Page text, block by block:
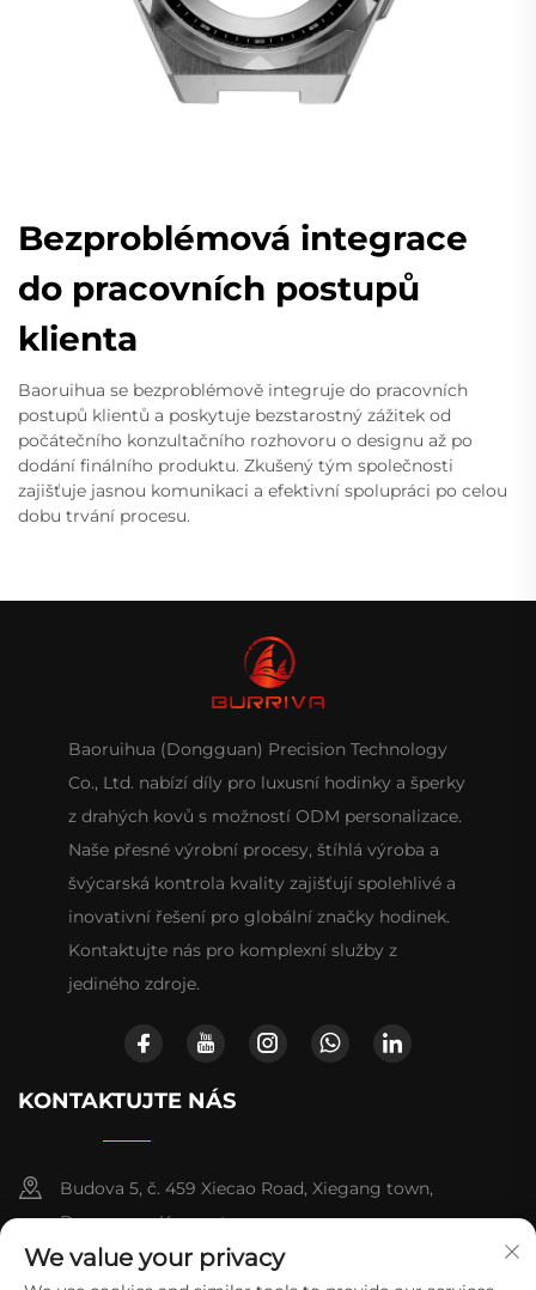
Bezproblémová integrace
do pracovních postupů
klienta
Baoruihua se bezproblémově integruje do pracovních
postupů klientů a poskytuje bezstarostný zážitek od
počátečního konzultačního rozhovoru o designu až po
dodání finálního produktu. Zkušený tým společnosti
zajišťuje jasnou komunikaci a efektivní spolupráci po celou
dobu trvání procesu.
Baoruihua (Dongguan) Precision Technology
Co., Ltd. nabízí díly pro luxusní hodinky a šperky
z drahých kovů s možností ODM personalizace.
Naše přesné výrobní procesy, štíhlá výroba a
švýcarská kontrola kvality zajišťují spolehlivé a
inovativní řešení pro globální značky hodinek.
Kontaktujte nás pro komplexní služby z
jediného zdroje.
KONTAKTUJTE NÁS
Budova 5, č. 459 Xiecao Road, Xiegang town,
Dongguan, Kuang-tung
+852-8402 6198
We value your privacy